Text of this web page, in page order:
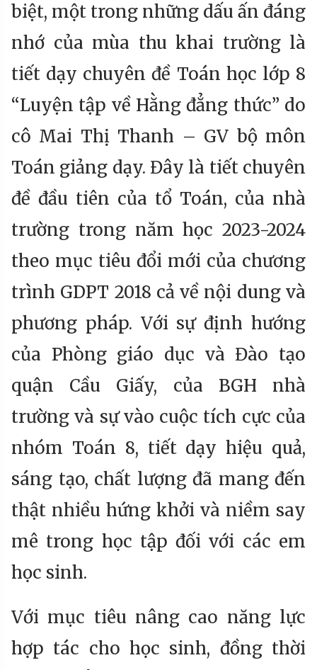
biệt, một trong những dấu ấn đáng
nhớ của mùa thu khai trường là
tiết dạy chuyên đề Toán học lớp 8
“Luyện tập về Hằng đẳng thức” do
cô Mai Thị Thanh – GV bộ môn
Toán giảng dạy. Đây là tiết chuyên
đề đầu tiên của tổ Toán, của nhà
trường trong năm học 2023-2024
theo mục tiêu đổi mới của chương
trình GDPT 2018 cả về nội dung và
phương pháp. Với sự định hướng
của Phòng giáo dục và Đào tạo
quận Cầu Giấy, của BGH nhà
trường và sự vào cuộc tích cực của
nhóm Toán 8, tiết dạy hiệu quả,
sáng tạo, chất lượng đã mang đến
thật nhiều hứng khởi và niềm say
mê trong học tập đối với các em
học sinh.
Với mục tiêu nâng cao năng lực
hợp tác cho học sinh, đồng thời